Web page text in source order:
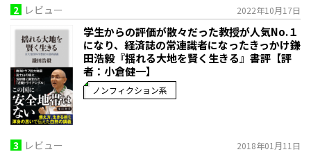
2 レビュー 2022年10月17日
学生からの評価が散々だった教授が人気No.１
になり、経済誌の常連識者になったきっかけ――鎌
田浩毅『揺れる大地を賢く生きる』書評【評
者：小倉健一】
ノンフィクション系
3 レビュー 2018年01月11日